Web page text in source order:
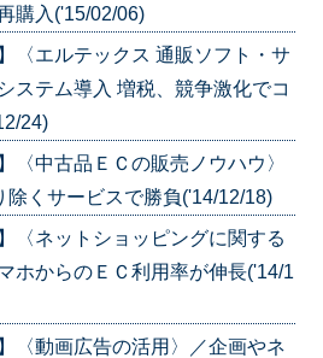
購入('15/02/06)
〈エルテックス 通販ソフト・サ
ステム導入 増税、競争激化でコ
24)
〈中古品ＥＣの販売ノウハウ〉
除くサービスで勝負('14/12/18)
〈ネットショッピングに関する
ホからのＥＣ利用率が伸長('14/1
〈動画広告の活用〉／企画やネ